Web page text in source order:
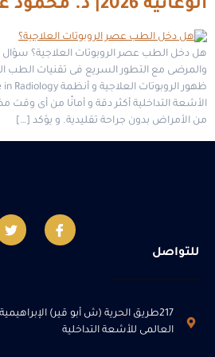
الوعائية 2026| د. محمود غلاب
هل دخل الطب عصر الروبوتات العلاجية؟ سؤال
الأشعة التداخلية أكثر دقة و أمانًا من أى
من الأمراض بدون جراحة تقليدية. و يؤكد […]
للتواصل
العالمى للأشعة التداخلية